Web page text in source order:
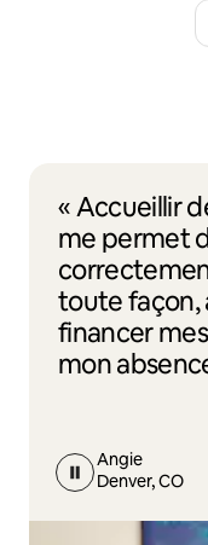
« Accueillir
me permet
toute façon,
financer
mon
Angie
Denver, CO